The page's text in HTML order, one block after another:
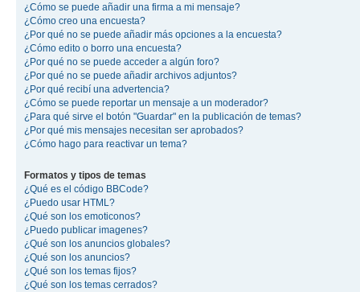
¿Cómo se puede añadir una firma a mi mensaje?
¿Cómo creo una encuesta?
¿Por qué no se puede añadir más opciones a la encuesta?
¿Cómo edito o borro una encuesta?
¿Por qué no se puede acceder a algún foro?
¿Por qué no se puede añadir archivos adjuntos?
¿Por qué recibí una advertencia?
¿Cómo se puede reportar un mensaje a un moderador?
¿Para qué sirve el botón "Guardar" en la publicación de temas?
¿Por qué mis mensajes necesitan ser aprobados?
¿Cómo hago para reactivar un tema?
Formatos y tipos de temas
¿Qué es el código BBCode?
¿Puedo usar HTML?
¿Qué son los emoticonos?
¿Puedo publicar imagenes?
¿Qué son los anuncios globales?
¿Qué son los anuncios?
¿Qué son los temas fijos?
¿Qué son los temas cerrados?